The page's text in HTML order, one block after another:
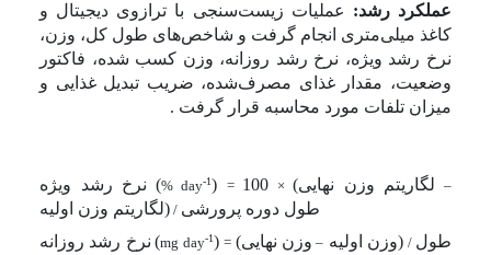
عملکرد رشد: عملیات زیست‌سنجی با ترازوی دیجیتال و
کاغذ میلی‌متری انجام گرفت و شاخص‌های طول کل، وزن،
نرخ رشد ویژه، نرخ رشد روزانه، وزن کسب شده، فاکتور
وضعیت، مقدار غذای مصرف‌شده، ضریب تبدیل غذایی و
میزان تلفات مورد محاسبه قرار گرفت .
نرخ رشد ویژه )% day-1( = 100 ×لگاریتم وزن نهایی) –
(لگاریتم وزن اولیه / طول دوره پرورشی
نرخ رشد روزانه )mg day-1(= وزن نهایی) – (وزن اولیه / طول